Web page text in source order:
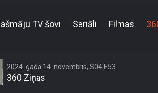
TV šovi Seriāli Filmas
2024. gada 14. novembris, S04 E53
360 Ziņas